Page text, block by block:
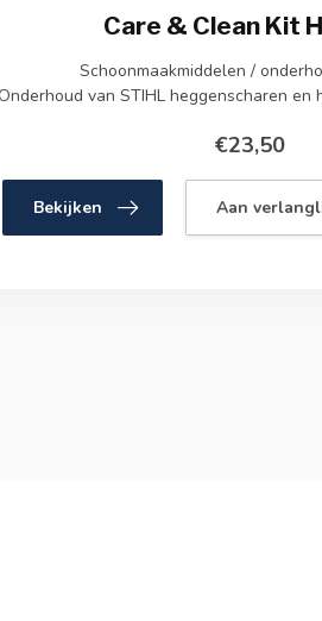
Care & Clean Kit
Schoonmaakmiddelen /
Onderhoud van STIHL heggenscharen
€23,50
Bekijken Aan